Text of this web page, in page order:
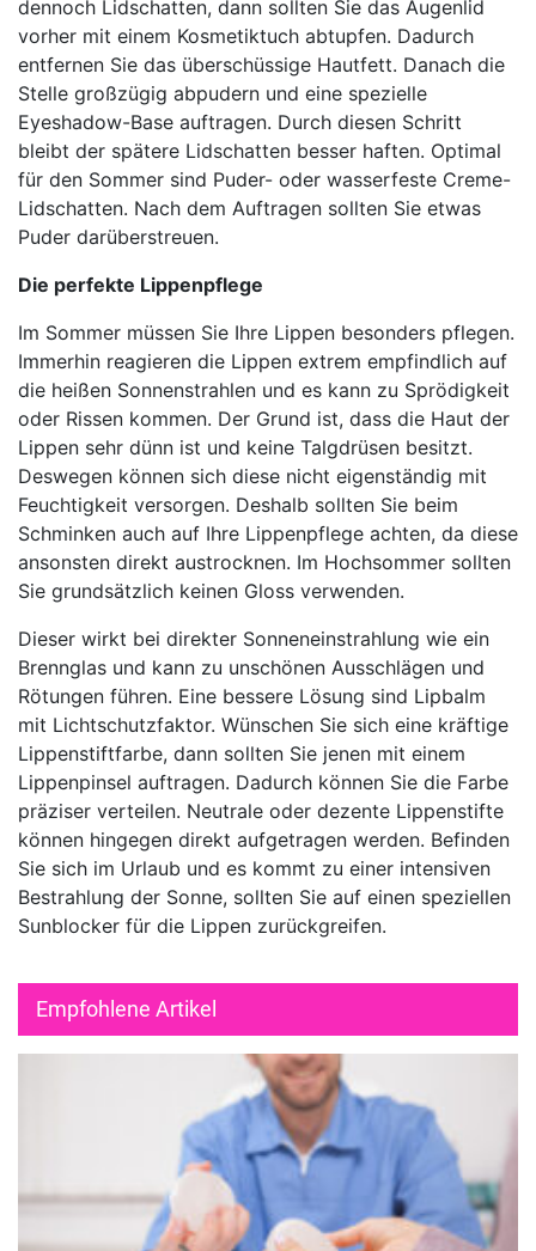
dennoch Lidschatten, dann sollten Sie das Augenlid
vorher mit einem Kosmetiktuch abtupfen. Dadurch
entfernen Sie das überschüssige Hautfett. Danach die
Stelle großzügig abpudern und eine spezielle
Eyeshadow-Base auftragen. Durch diesen Schritt
bleibt der spätere Lidschatten besser haften. Optimal
für den Sommer sind Puder- oder wasserfeste Creme-
Lidschatten. Nach dem Auftragen sollten Sie etwas
Puder darüberstreuen.
Die perfekte Lippenpflege
Im Sommer müssen Sie Ihre Lippen besonders pflegen.
Immerhin reagieren die Lippen extrem empfindlich auf
die heißen Sonnenstrahlen und es kann zu Sprödigkeit
oder Rissen kommen. Der Grund ist, dass die Haut der
Lippen sehr dünn ist und keine Talgdrüsen besitzt.
Deswegen können sich diese nicht eigenständig mit
Feuchtigkeit versorgen. Deshalb sollten Sie beim
Schminken auch auf Ihre Lippenpflege achten, da diese
ansonsten direkt austrocknen. Im Hochsommer sollten
Sie grundsätzlich keinen Gloss verwenden.
Dieser wirkt bei direkter Sonneneinstrahlung wie ein
Brennglas und kann zu unschönen Ausschlägen und
Rötungen führen. Eine bessere Lösung sind Lipbalm
mit Lichtschutzfaktor. Wünschen Sie sich eine kräftige
Lippenstiftfarbe, dann sollten Sie jenen mit einem
Lippenpinsel auftragen. Dadurch können Sie die Farbe
präziser verteilen. Neutrale oder dezente Lippenstifte
können hingegen direkt aufgetragen werden. Befinden
Sie sich im Urlaub und es kommt zu einer intensiven
Bestrahlung der Sonne, sollten Sie auf einen speziellen
Sunblocker für die Lippen zurückgreifen.
Empfohlene Artikel